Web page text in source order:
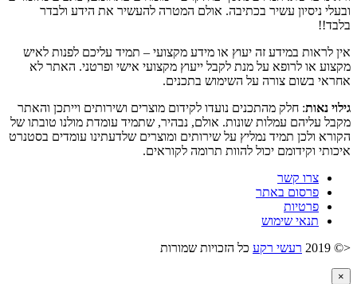
ובעלי ניסיון עשיר בכתיבה. אולם המטרה להעשיר את הידע ולבדר
בלבד!!
אין לראות במידע זה יעוץ או מידע מקצועי – תמיד עליכם לפנות לאיש
מקצוע או לרופא על מנת לקבל ייעוץ מקצועי אישי ופרטני. האתר לא
אחראי בשום צורה על השימוש בתכנים.
גילוי נאות: חלק מהתכנים נועדו לקידום מוצרים ושירותים וייתכן והאתר
מקבל עליהם עמלות שונות. אולם, נבהיר, שתמיד עומדת מולנו טובתו של
הקורא ולכן תמיד נמליץ על שירותים ומוצרים שלדעתינו עומדים בסטנרט
איכותי וקידומם יכול להוות תרומה לקוראים.
צרו קשר
פרסום באתר
פרטיות
תנאי שימוש
<© 2019
רעשי רקע כל הזכויות שמורות
×